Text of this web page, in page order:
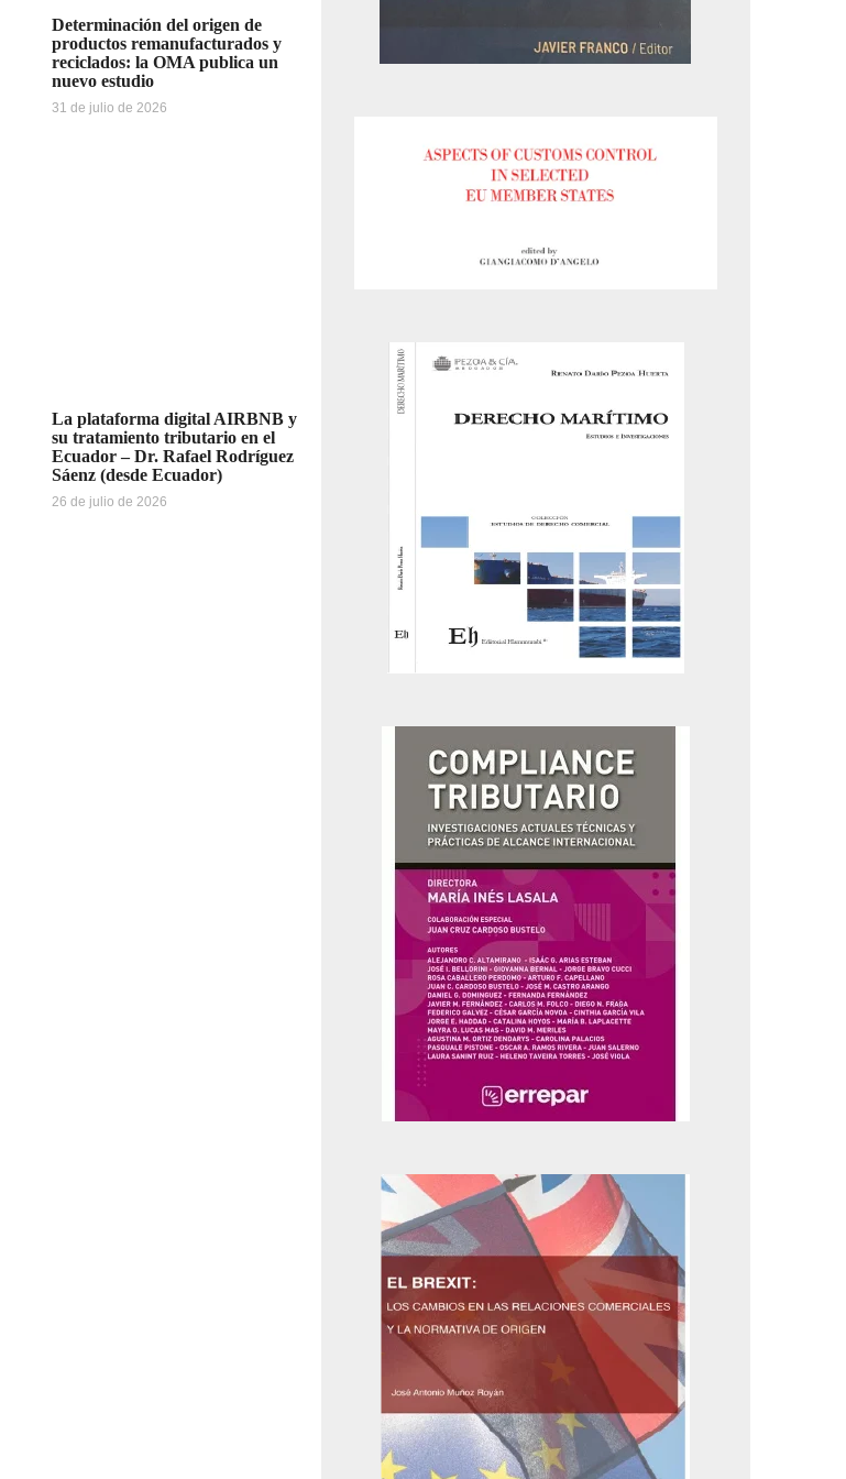
Determinación del origen de
productos remanufacturados y
reciclados: la OMA publica un
nuevo estudio
31 de julio de 2026
La plataforma digital AIRBNB y
su tratamiento tributario en el
Ecuador – Dr. Rafael Rodríguez
Sáenz (desde Ecuador)
26 de julio de 2026